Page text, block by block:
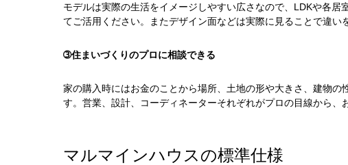
モデルは実際の生活をイメージしやすい広さなので、 LDKや各居
てご活用ください。またデザイン面などは実際に見ることで違い
➂住まいづくりのプロに相談できる
家の購入時にはお金のことから場所、土地の形や大きさ、建物
す。営業、設計、コーディネーターそれぞれがプロの目線から、
マルマインハウスの標準仕様